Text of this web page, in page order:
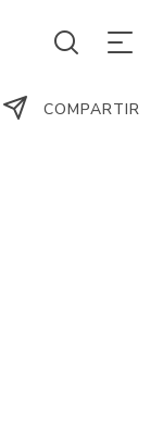
COMPARTIR